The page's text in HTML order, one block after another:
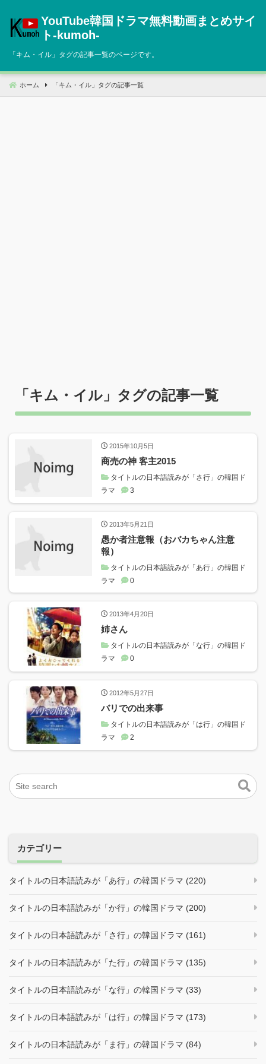
へ
動
YouTube韓国ドラマ無料動画まとめサイ
ト‐kumoh‐
「キム・イル 」タグの記事一覧のページです。
ホーム 「 キム・イル 」タグの記事一覧
「キム・イル 」タグの記事一覧
2015年10月5日
商売の神 客主2015
タイトルの日本語読みが「さ行」の韓国ド
ラマ
3
2013年5月21日
愚か者注意報（おバカちゃん注意
報）
タイトルの日本語読みが「あ行」の韓国ド
ラマ
0
2013年4月20日
姉さん
タイトルの日本語読みが「な行」の韓国ド
ラマ
0
2012年5月27日
バリでの出来事
タイトルの日本語読みが「は行」の韓国ド
ラマ
2
カテゴリー
タイトルの日本語読みが「あ行」の韓国ドラマ (220)
タイトルの日本語読みが「か行」の韓国ドラマ (200)
タイトルの日本語読みが「さ行」の韓国ドラマ (161)
タイトルの日本語読みが「た行」の韓国ドラマ (135)
タイトルの日本語読みが「な行」の韓国ドラマ (33)
タイトルの日本語読みが「は行」の韓国ドラマ (173)
タイトルの日本語読みが「ま行」の韓国ドラマ (84)